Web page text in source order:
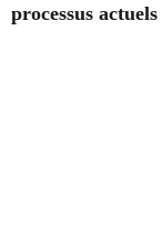
processus actuels